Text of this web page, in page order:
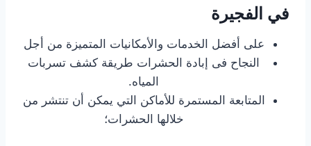
في الفجيرة
على أفضل الخدمات والأمكانيات المتميزة من أجل
النجاح فى إبادة الحشرات طريقة كشف تسربات
المياه.
المتابعة المستمرة للأماكن التي يمكن أن تنتشر من
خلالها الحشرات؛